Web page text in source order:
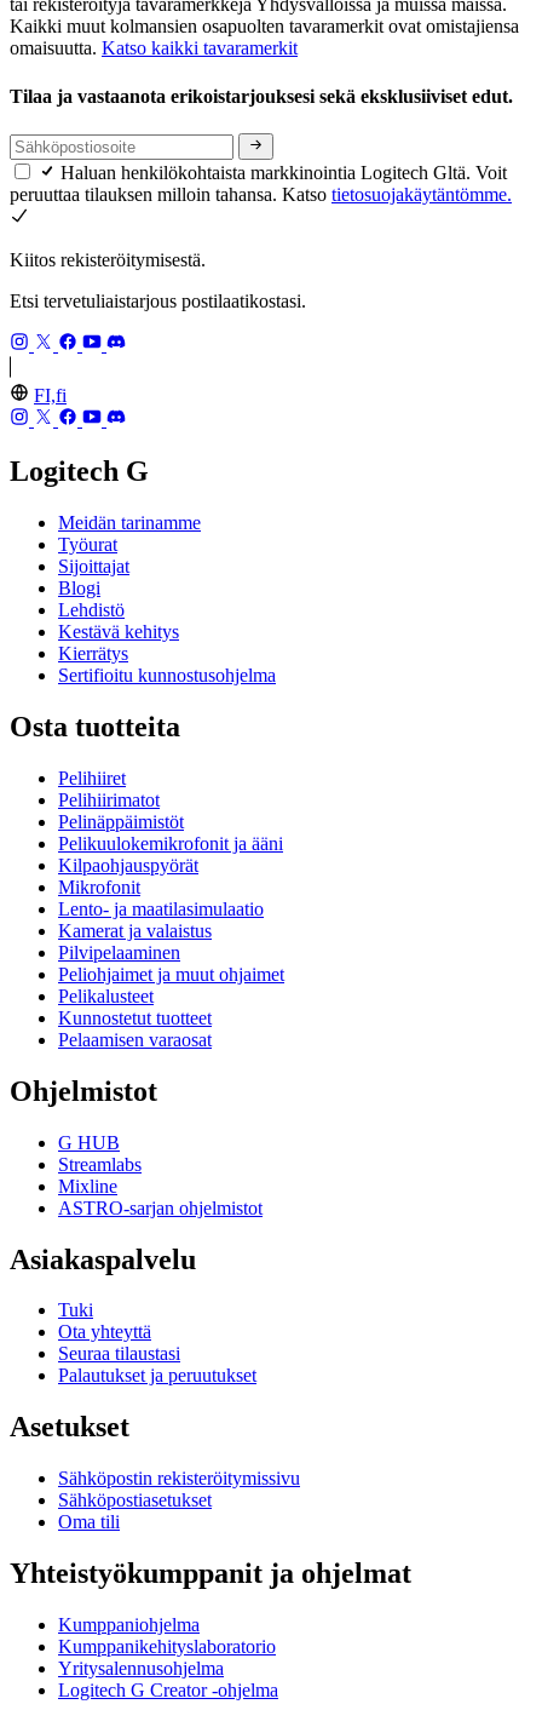
tai rekisteröityjä tavaramerkkejä Yhdysvalloissa ja muissa maissa.
Kaikki muut kolmansien osapuolten tavaramerkit ovat omistajiensa
omaisuutta. Katso kaikki tavaramerkit
Tilaa ja vastaanota erikoistarjouksesi sekä eksklusiiviset edut.
Haluan henkilökohtaista markkinointia Logitech Gltä. Voit
peruuttaa tilauksen milloin tahansa. Katso tietosuojakäytäntömme.
Kiitos rekisteröitymisestä.
Etsi tervetuliaistarjous postilaatikostasi.
FI,fi
Logitech G
Meidän tarinamme
Työurat
Sijoittajat
Blogi
Lehdistö
Kestävä kehitys
Kierrätys
Sertifioitu kunnostusohjelma
Osta tuotteita
Pelihiiret
Pelihiirimatot
Pelinäppäimistöt
Pelikuulokemikrofonit ja ääni
Kilpaohjauspyörät
Mikrofonit
Lento- ja maatilasimulaatio
Kamerat ja valaistus
Pilvipelaaminen
Peliohjaimet ja muut ohjaimet
Pelikalusteet
Kunnostetut tuotteet
Pelaamisen varaosat
Ohjelmistot
G HUB
Streamlabs
Mixline
ASTRO-sarjan ohjelmistot
Asiakaspalvelu
Tuki
Ota yhteyttä
Seuraa tilaustasi
Palautukset ja peruutukset
Asetukset
Sähköpostin rekisteröitymissivu
Sähköpostiasetukset
Oma tili
Yhteistyökumppanit ja ohjelmat
Kumppaniohjelma
Kumppanikehityslaboratorio
Yritysalennusohjelma
Logitech G Creator -ohjelma